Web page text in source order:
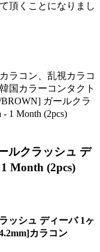
頂くことになりまし
ラコン、乱視カラコ
国カラーコンタクト
ガールクラ
1 Month (2pcs)
ルクラッシュ デ
Month (2pcs)
ッシュ ディーバ 1ヶ
カラコン